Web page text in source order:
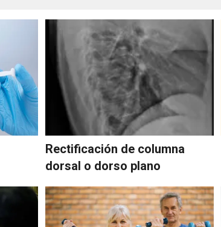
Rectificación de columna
dorsal o dorso plano